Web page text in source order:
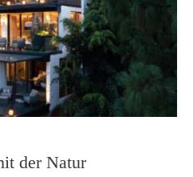
der Natur